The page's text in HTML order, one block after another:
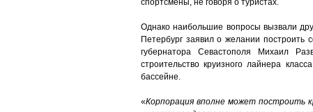
спортсмены, не говоря о туристах.
Однако наибольшие вопросы вызвали
Петербург заявил о желании построить
губернатора Севастополя Михаил
строительство круизного лайнера
бассейне.
«Корпорация вполне может построить